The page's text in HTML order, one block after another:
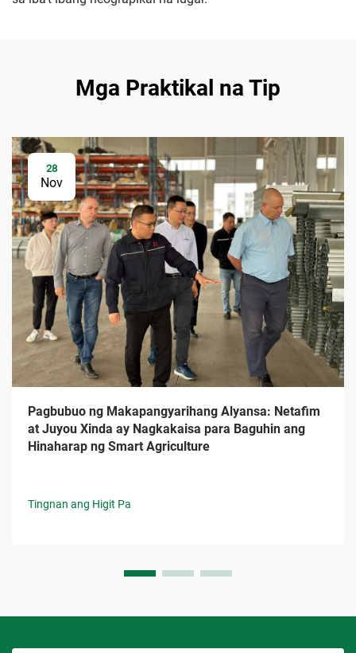
Mga Praktikal na Tip
28
Nov
Pagbubuo ng Makapangyarihang Alyansa: Netafim
at Juyou Xinda ay Nagkakaisa para Baguhin ang
Hinaharap ng Smart Agriculture
Tingnan ang Higit Pa